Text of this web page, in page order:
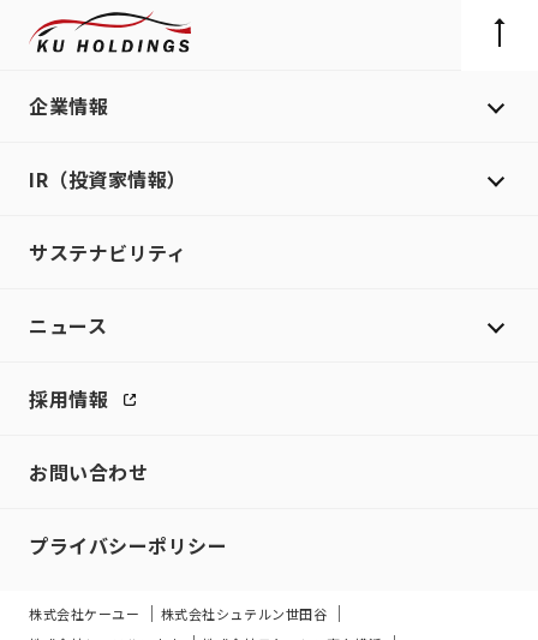
企業情報
IR（投資家情報）
サステナビリティ
ニュース
採用情報
お問い合わせ
プライバシーポリシー
株式会社ケーユー
株式会社シュテルン世田谷